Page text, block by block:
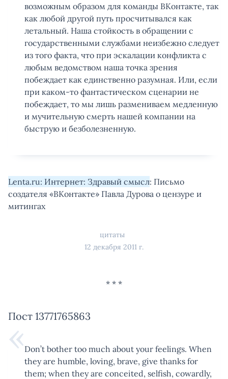
возможным образом для команды ВКонтакте, так
как любой другой путь просчитывался как
летальный. Наша стойкость в обращении с
государственными службами неизбежно следует
из того факта, что при эскалации конфликта с
любым ведомством наша точка зрения
побеждает как единственно разумная. Или, если
при каком-то фантастическом сценарии не
побеждает, то мы лишь размениваем медленную
и мучительную смерть нашей компании на
быструю и безболезненную.
Lenta.ru: Интернет: Здравый смысл: Письмо
создателя «ВКонтакте» Павла Дурова о цензуре и
митингах
цитаты
12 декабря 2011 г.
Пост 13771765863
Don’t bother too much about your feelings. When
they are humble, loving, brave, give thanks for
them; when they are conceited, selfish, cowardly,